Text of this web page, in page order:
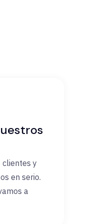
clientes y
en serio.
a